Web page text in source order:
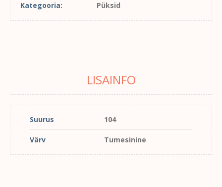
Kategooria: Püksid
LISAINFO
Suurus 104
Värv Tumesinine